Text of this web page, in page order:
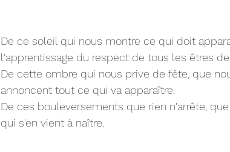
De ce soleil qui nous montre ce qui doit
l'apprentissage du respect de tous les êtres
De cette ombre qui nous prive de fête, que
annoncent tout ce qui va apparaître.
De ces bouleversements que rien n'arrête,
qui s'en vient à naître.